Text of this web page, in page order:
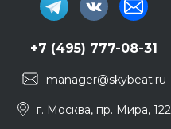
+7 (495) 777-08-31
manager@skybeat.ru
г. Москва, пр. Мира, 122